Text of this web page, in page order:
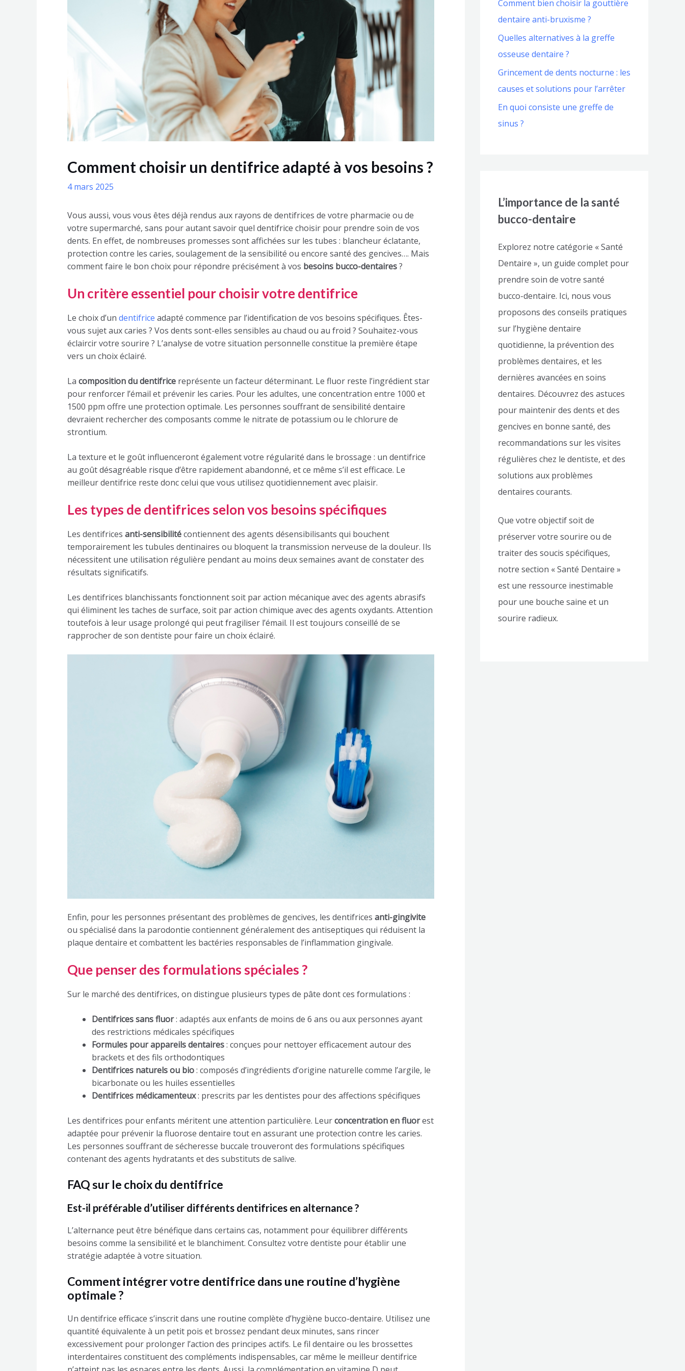
Comment choisir un dentifrice adapté à vos besoins ?
4 mars 2025
Vous aussi, vous vous êtes déjà rendus aux rayons de dentifrices de votre pharmacie ou de
votre supermarché, sans pour autant savoir quel dentifrice choisir pour prendre soin de vos
dents. En effet, de nombreuses promesses sont affichées sur les tubes : blancheur éclatante,
protection contre les caries, soulagement de la sensibilité ou encore santé des gencives…. Mais
comment faire le bon choix pour répondre précisément à vos besoins bucco-dentaires?
Un critère essentiel pour choisir votre dentifrice
Le choix d’un dentifrice adapté commence par l’identification de vos besoins spécifiques. Êtes-
vous sujet aux caries ? Vos dents sont-elles sensibles au chaud ou au froid ? Souhaitez-vous
éclaircir votre sourire ? L’analyse de votre situation personnelle constitue la première étape
vers un choix éclairé.
La composition du dentifrice représente un facteur déterminant. Le fluor reste l’ingrédient star
pour renforcer l’émail et prévenir les caries. Pour les adultes, une concentration entre 1000 et
1500 ppm offre une protection optimale. Les personnes souffrant de sensibilité dentaire
devraient rechercher des composants comme le nitrate de potassium ou le chlorure de
strontium.
La texture et le goût influenceront également votre régularité dans le brossage : un dentifrice
au goût désagréable risque d’être rapidement abandonné, et ce même s’il est efficace. Le
meilleur dentifrice reste donc celui que vous utilisez quotidiennement avec plaisir.
Les types de dentifrices selon vos besoins spécifiques
Les dentifrices anti-sensibilitécontiennent des agents désensibilisants qui bouchent
temporairement les tubules dentinaires ou bloquent la transmission nerveuse de la douleur. Ils
nécessitent une utilisation régulière pendant au moins deux semaines avant de constater des
résultats significatifs.
Les dentifrices blanchissants fonctionnent soit par action mécanique avec des agents abrasifs
qui éliminent les taches de surface, soit par action chimique avec des agents oxydants. Attention
toutefois à leur usage prolongé qui peut fragiliser l’émail. Il est toujours conseillé de se
rapprocher de son dentiste pour faire un choix éclairé.
Enfin, pour les personnes présentant des problèmes de gencives, les dentifrices anti-gingivite
ou spécialisé dans la parodontie contiennent généralement des antiseptiques qui réduisent la
plaque dentaire et combattent les bactéries responsables de l’inflammation gingivale.
Que penser des formulations spéciales ?
Sur le marché des dentifrices, on distingue plusieurs types de pâte dont ces formulations :
Dentifrices sans fluor: adaptés aux enfants de moins de 6 ans ou aux personnes ayant
des restrictions médicales spécifiques
Formules pour appareils dentaires: conçues pour nettoyer efficacement autour des
brackets et des fils orthodontiques
Dentifrices naturels ou bio: composés d’ingrédients d’origine naturelle comme l’argile, le
bicarbonate ou les huiles essentielles
Dentifrices médicamenteux: prescrits par les dentistes pour des affections spécifiques
Les dentifrices pour enfants méritent une attention particulière. Leurconcentration en fluorest
adaptée pour prévenir la fluorose dentaire tout en assurant une protection contre les caries.
Les personnes souffrant de sécheresse buccale trouveront des formulations spécifiques
contenant des agents hydratants et des substituts de salive.
FAQ sur le choix du dentifrice
Est-il préférable d’utiliser différents dentifrices en alternance ?
L’alternance peut être bénéfique dans certains cas, notamment pour équilibrer différents
besoins comme la sensibilité et le blanchiment. Consultez votre dentiste pour établir une
stratégie adaptée à votre situation.
Comment intégrer votre dentifrice dans une routine d’hygiène
optimale ?
Un dentifrice efficace s’inscrit dans une routine complète d’hygiène bucco-dentaire. Utilisez une
quantité équivalente à un petit pois et brossez pendant deux minutes, sans rincer
excessivement pour prolonger l’action des principes actifs. Le fil dentaire ou les brossettes
interdentaires constituent des compléments indispensables, car même le meilleur dentifrice
Comment bien choisir la gouttière
dentaire anti-bruxisme ?
Quelles alternatives à la greffe
osseuse dentaire ?
Grincement de dents nocturne : les
causes et solutions pour l’arrêter
En quoi consiste une greffe de
sinus ?
L’importance de la santé
bucco-dentaire
Explorez notre catégorie « Santé
Dentaire », un guide complet pour
prendre soin de votre santé
bucco-dentaire. Ici, nous vous
proposons des conseils pratiques
sur l’hygiène dentaire
quotidienne, la prévention des
problèmes dentaires, et les
dernières avancées en soins
dentaires. Découvrez des astuces
pour maintenir des dents et des
gencives en bonne santé, des
recommandations sur les visites
régulières chez le dentiste, et des
solutions aux problèmes
dentaires courants.
Que votre objectif soit de
préserver votre sourire ou de
traiter des soucis spécifiques,
notre section « Santé Dentaire »
est une ressource inestimable
pour une bouche saine et un
sourire radieux.